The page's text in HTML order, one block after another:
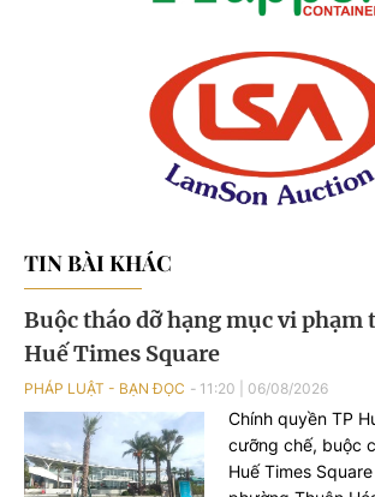
TIN BÀI KHÁC
Buộc tháo dỡ hạng mục vi
Huế Times Square
PHÁP LUẬT - BẠN ĐỌC 11:20 06/08/2026
Chính quyền TP
cưỡng chế, buộc
Huế Times